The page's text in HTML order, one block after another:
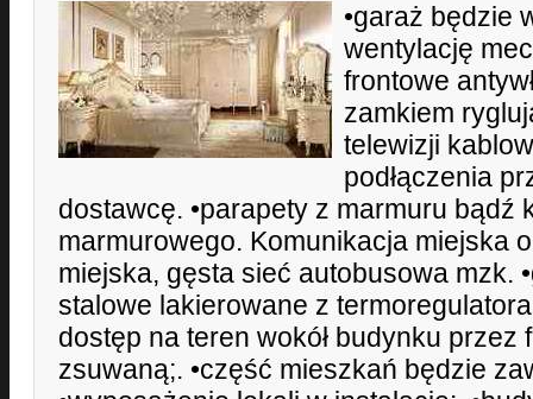
•garaż będzie
wentylację
frontowe
zamkiem
telewizji
podłączenia
dostawcę. •parapety z marmuru bądź
marmurowego. Komunikacja miejska
miejska, gęsta sieć autobusowa mzk.
stalowe lakierowane z
dostęp na teren wokół budynku przez
zsuwaną;. •część mieszkań będzie